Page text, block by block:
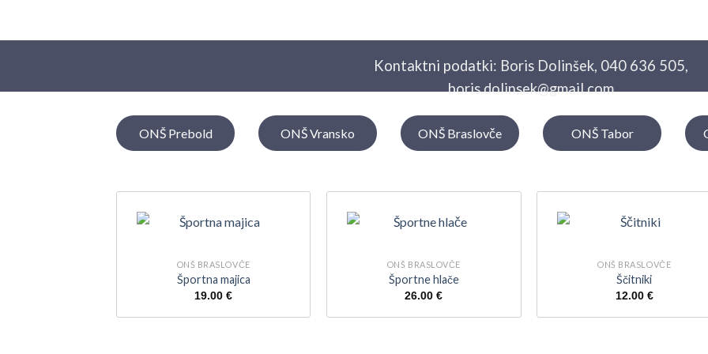
ONŠ Prebold
Kontaktni podatki: Boris Dolinšek, 040 636 505,
boris.dolinsek@gmail.com
ONŠ Prebold ONŠ Vransko ONŠ Braslovče ONŠ Tabor
ONŠ BRASLOVČE
Športna majica
19.00€
ONŠ BRASLOVČE
Športne hlače
26.00€
ONŠ BRASLOVČE
Ščitniki
12.00 €